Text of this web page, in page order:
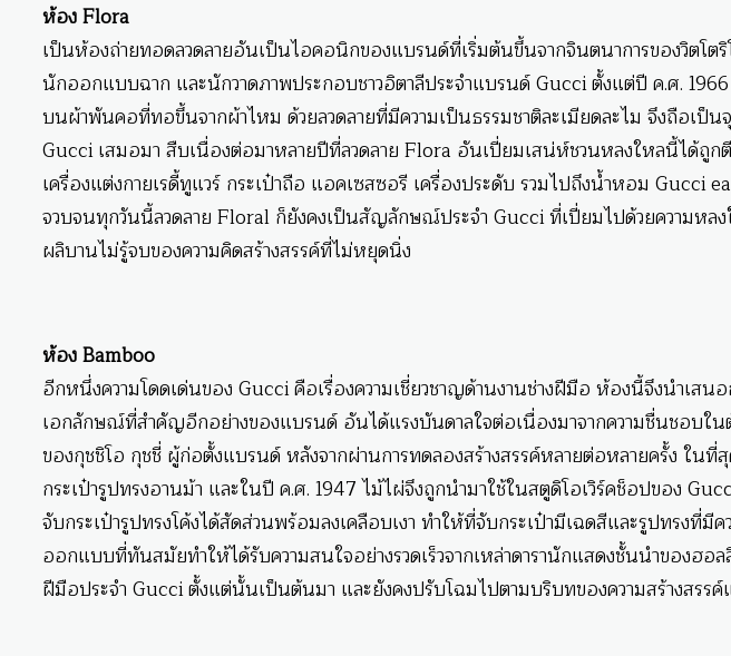
ห้อง Flora
เป็นห้องถ่ายทอดลวดลายอันเป็นไอคอนิกของแบรนด์ที่เริ่มต้นขึ้นจากจินตนาการของวิตโต
นักออกแบบฉาก และนักวาดภาพประกอบชาวอิตาลีประจำแบรนด์ Gucci ตั้งแต่ปี ค.ศ.
บนผ้าพันคอที่ทอขึ้นจากผ้าไหม ด้วยลวดลายที่มีความเป็นธรรมชาติละเมียดละไม จึงถือเป็
Gucci เสมอมา สืบเนื่องต่อมาหลายปีที่ลวดลาย Flora อันเปี่ยมเสน่ห์ชวนหลงใหลนี้ได้ถูก
เครื่องแต่งกายเรดี้ทูแวร์ กระเป๋าถือ แอคเซสซอรี เครื่องประดับ รวมไปถึงน้ำหอม
จวบจนทุกวันนี้ลวดลาย Floral ก็ยังคงเป็นสัญลักษณ์ประจำ Gucci ที่เปี่ยมไปด้วยความหลง
ผลิบานไม่รู้จบของความคิดสร้างสรรค์ที่ไม่หยุดนิ่ง
ห้อง Bamboo
อีกหนึ่งความโดดเด่นของ Gucci คือเรื่องความเชี่ยวชาญด้านงานช่างฝีมือ ห้องนี้จึงนำเสน
เอกลักษณ์ที่สำคัญอีกอย่างของแบรนด์ อันได้แรงบันดาลใจต่อเนื่องมาจากความชื่นชอบใน
ของกุชชิโอ กุชชี่ ผู้ก่อตั้งแบรนด์ หลังจากผ่านการทดลองสร้างสรรค์หลายต่อหลายครั้ง ใน
กระเป๋ารูปทรงอานม้า และในปี ค.ศ. 1947 ไม้ไผ่จึงถูกนำมาใช้ในสตูดิโอเวิร์คช็อปของ
จับกระเป๋ารูปทรงโค้งได้สัดส่วนพร้อมลงเคลือบเงา ทำให้ที่จับกระเป๋ามีเฉดสีและรูปทรงที่มี
ออกแบบที่ทันสมัยทำให้ได้รับความสนใจอย่างรวดเร็วจากเหล่าดารานักแสดงชั้นนำของฮ
ฝีมือประจำ Gucci ตั้งแต่นั้นเป็นต้นมา และยังคงปรับโฉมไปตามบริบทของความสร้างสรร